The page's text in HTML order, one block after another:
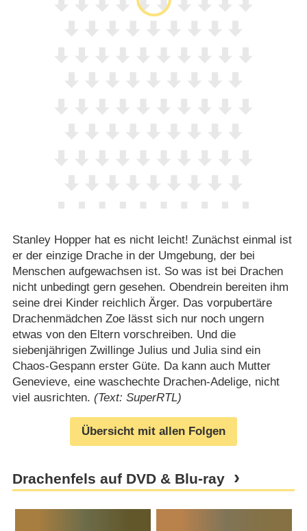
Stanley Hopper hat es nicht leicht! Zunächst einmal ist
er der einzige Drache in der Umgebung, der bei
Menschen aufgewachsen ist. So was ist bei Drachen
nicht unbedingt gern gesehen. Obendrein bereiten ihm
seine drei Kinder reichlich Ärger. Das vorpubertäre
Drachenmädchen Zoe lässt sich nur noch ungern
etwas von den Eltern vorschreiben. Und die
siebenjährigen Zwillinge Julius und Julia sind ein
Chaos-Gespann erster Güte. Da kann auch Mutter
Genevieve, eine waschechte Drachen-Adelige, nicht
viel ausrichten. (Text: SuperRTL)
Übersicht mit allen Folgen
Drachenfels auf DVD & Blu-ray